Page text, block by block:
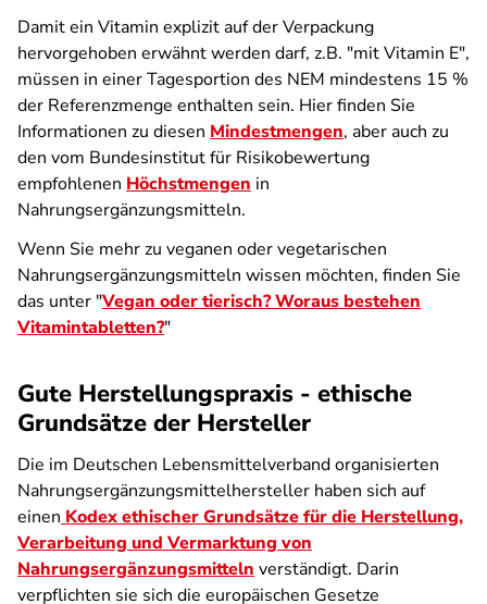
Damit ein Vitamin explizit auf der Verpackung
hervorgehoben erwähnt werden darf, z.B. "mit Vitamin E",
müssen in einer Tagesportion des NEM mindestens 15 %
der Referenzmenge enthalten sein. Hier finden Sie
Informationen zu diesen Mindestmengen, aber auch zu
den vom Bundesinstitut für Risikobewertung
empfohlenen Höchstmengen in
Nahrungsergänzungsmitteln.
Wenn Sie mehr zu veganen oder vegetarischen
Nahrungsergänzungsmitteln wissen möchten, finden Sie
das unter "Vegan oder tierisch? Woraus bestehen
Vitamintabletten?"
Gute Herstellungspraxis - ethische
Grundsätze der Hersteller
Die im Deutschen Lebensmittelverband organisierten
Nahrungsergänzungsmittelhersteller haben sich auf
einen Kodex ethischer Grundsätze für die Herstellung,
Verarbeitung und Vermarktung von
Nahrungsergänzungsmitteln verständigt. Darin
verpflichten sie sich die europäischen Gesetze